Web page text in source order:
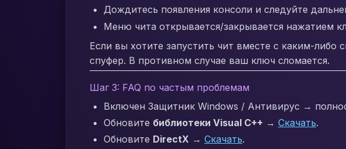
Дождитесь появления консоли и следуйте
Меню чита открывается/закрывается нажатием
Если вы хотите запустить чит вместе с каким-либо
спуфер. В противном случае ваш ключ сломается.
Шаг 3: FAQ по частым проблемам
Включен Защитник Windows / Антивирус →
Обновите библиотеки Visual C++ → Скачать.
Обновите DirectX → Скачать.